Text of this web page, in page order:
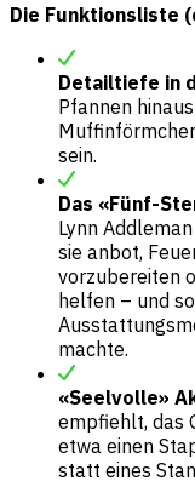
Die Funktionsliste
Detailtiefe in
Pfannen
sein.
Das «Fünf-
Lynn
sie anbot,
vorzubereiten
helfen – und
machte.
«Seelvolle»
empfiehlt, das
etwa einen
statt eines